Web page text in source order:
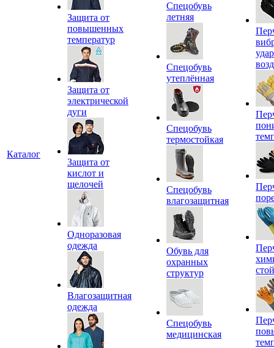
Каталог
Защита от
повышенных
температур
Защита от
электрической
дуги
Защита от
кислот и
щелочей
Одноразовая
одежда
Влагозащитная
одежда
Спецобувь
летняя
Спецобувь
утеплённая
Спецобувь
термостойкая
Спецобувь
влагозащитная
Обувь для
охранных
структур
Спецобувь
медицинская